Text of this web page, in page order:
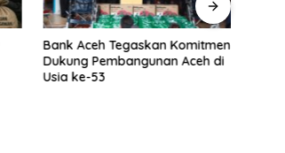
Bank Aceh Tegaskan Komitmen
Dukung Pembangunan Aceh di
Usia ke-53